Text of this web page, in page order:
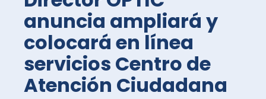
anuncia ampliará y
colocará en línea
servicios Centro de
Atención Ciudadana